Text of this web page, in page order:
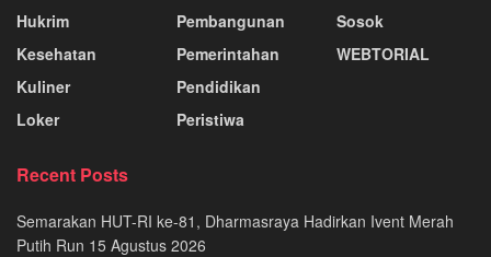
Hukrim
Kesehatan
Kuliner
Loker
Pembangunan
Pemerintahan
Pendidikan
Peristiwa
Sosok
WEBTORIAL
Recent Posts
Semarakan HUT-RI ke-81, Dharmasraya Hadirkan Ivent Merah
Putih Run 15 Agustus 2026